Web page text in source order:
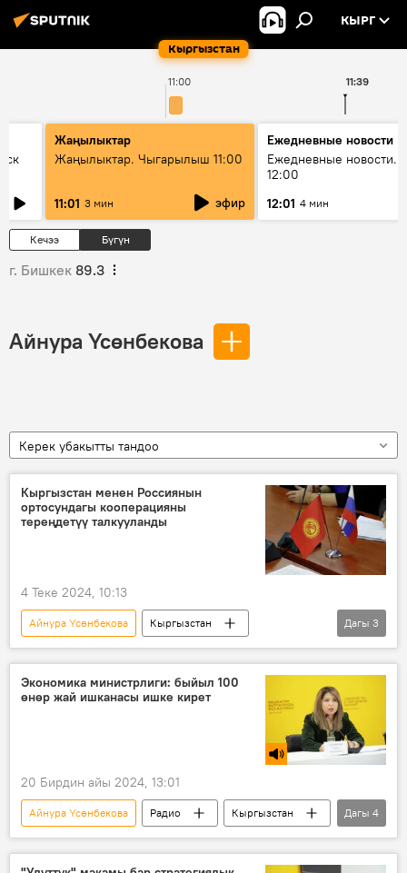
Кыргызстан
КЫРГ
11:00 11:39
Жаңылыктар
Жаңылыктар. Чыгарылыш 11:00
11:01 3 мин эфир
Ежедневные новости
Ежедневные новости.
12:00
12:01 4 мин
Кечээ Бүгүн
г. Бишкек 89.3
Айнура Үсөнбекова
Керек убакытты тандоо
Кыргызстан менен Россиянын
ортосундагы кооперацияны
тереңдетүү талкууланды
4 Теке 2024, 10:13
Айнура Үсөнбекова
Кыргызстан
Россия
кооперация
өндүрүш
Экономика
Дагы 3
Экономика министрлиги: быйыл 100
өнөр жай ишканасы ишке кирет
20 Бирдин айы 2024, 13:01
Айнура Үсөнбекова Радио
Кыргызстан
Экономика
өнөр жай
ишкана
инвестициялар
Дагы 4